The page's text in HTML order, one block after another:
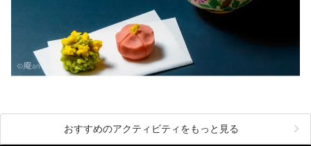
おすすめのアクティビティをもっと見る